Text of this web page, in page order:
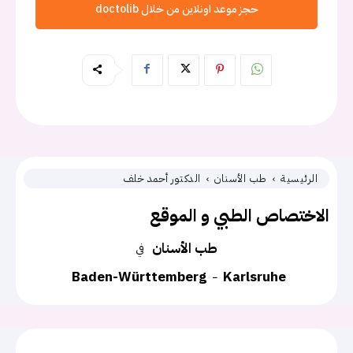
الرئيسية طب الأسنان الدكتور أحمد خلف
الاختصاص الطبي و الموقع
في طب الأسنان
Baden-Württemberg
Karlsruhe
حجز موعد اونلاين من خلال doctolib